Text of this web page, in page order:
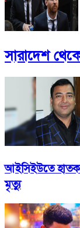
সারাদেশ
আইসিইউতে
মৃত্যু